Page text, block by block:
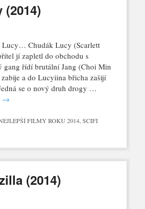
Lucy… Chudák Lucy (Scarlett
jí zapletl do obchodu s
gang řídí brutální Jang (Choi Min
a do Lucyiina břicha zašijí
se o nový druh drogy …
→
FILMY ROKU 2014, SCIFI
(2014)